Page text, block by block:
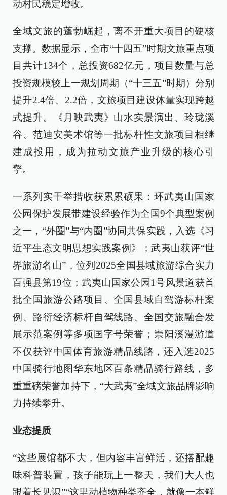
动村民稳定增收。
全域文旅的蓬勃崛起，离不开重大项目的硬核
支撑。数据显示，全市“十四五”时期文旅重点项
目共计134个，总投资682亿元，项目数量与总
投资规模较上一规划周期（“十三五”时期）分别
提升2.4倍、2.2倍，文旅项目建设体量实现跨越
式提升。《月映武夷》山水实景演出、玲珑溪
谷、范迪安美术馆等一批标杆性文旅项目相继
建成投用，成为拉动文旅产业升级的核心引
擎。
一系列实干举措收获累累硕果：环武夷山国家
公园保护发展带建设经验作为全国9个典型案例
之一，“外圈”与“内圈”协同共保实践，入选《习
近平生态文明思想实践案例》；武夷山获评“世
界旅游名山”，位列2025全国县域旅游综合实力
百强县第19位；武夷山国家公园1号风景道获首
批全国旅游公路项目、全国县域自驾游标杆案
例、路衍经济标杆自驾线路、全国交旅融合发
展示范案例等多项国字号荣誉；崇阳溪漫游道
不仅获评中国体育旅游精品线路，还入选2025
中国骑行地图华东地区百条精品骑行路线，多
重重磅荣誉加持下，“大武夷”全域文旅品牌影响
力持续攀升。
业态提质
“这些展馆都不大，但内容丰富鲜活，还搭配趣
味科普装置，孩子能玩上一整天，我们大人也
跟着长见识”“这里动植物种类齐全，就像一本鲜